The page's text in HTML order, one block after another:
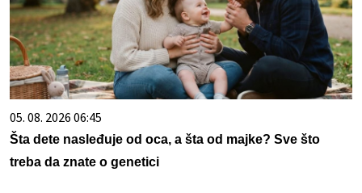
05. 08. 2026 06:45
Šta dete nasleđuje od oca, a šta od majke? Sve što
treba da znate o genetici